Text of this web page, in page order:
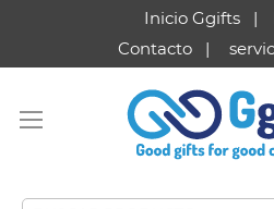
Inicio Ggifts
Contacto